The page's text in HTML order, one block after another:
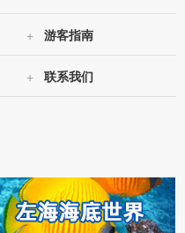
+ 游客指南
+ 联系我们